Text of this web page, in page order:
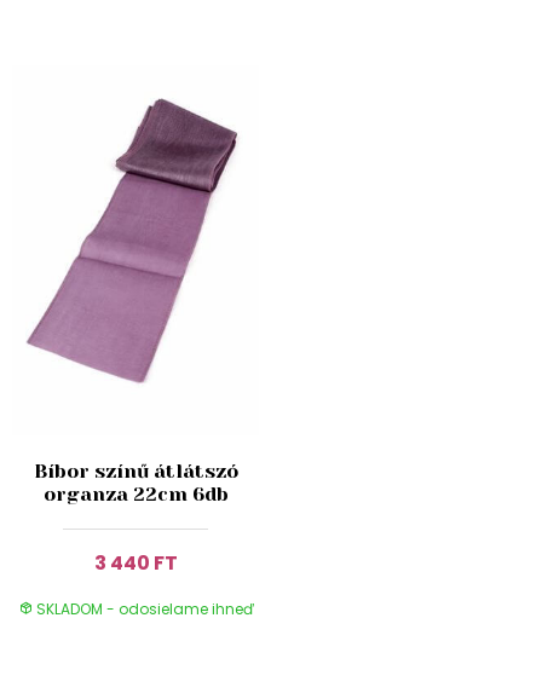
Bíbor színű átlátszó
organza 22cm 6db
3 440 FT
SKLADOM - odosielame ihneď